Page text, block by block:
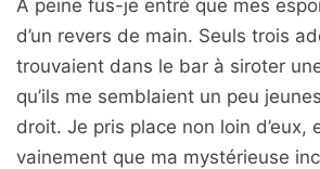
À peine fus-je entré que mes
d’un revers de main. Seuls trois
trouvaient dans le bar à siroter
qu’ils me semblaient un peu
droit. Je pris place non loin d’eux,
vainement que ma mystérieuse